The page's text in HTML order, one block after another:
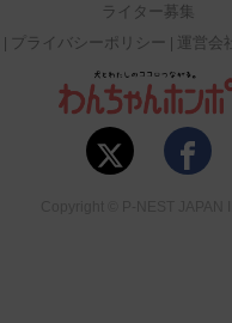
ライター募集
プライバシーポリシー 運営会社